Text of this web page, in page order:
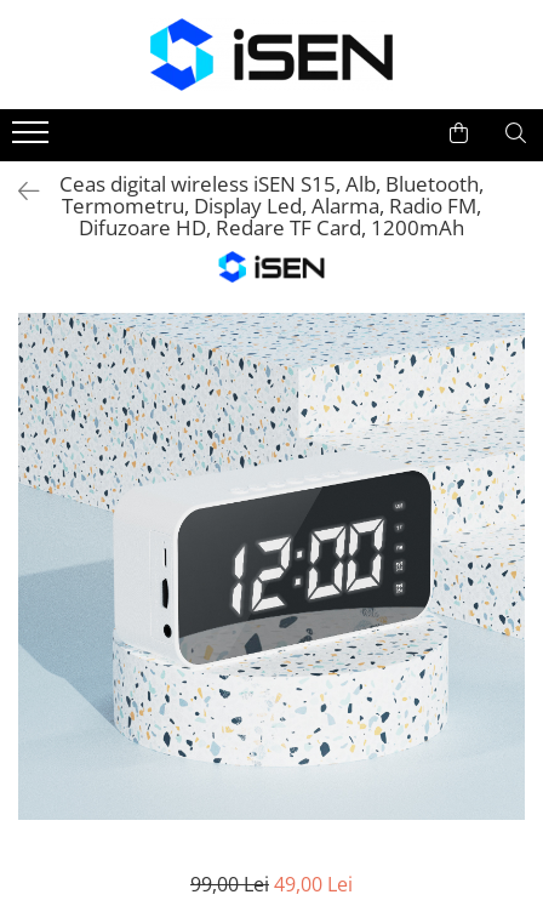
Trotinete electrice
Piese si accesorii
Ceas digital wireless iSEN S15, Alb, Bluetooth,
Termometru, Display Led, Alarma, Radio FM,
Difuzoare HD, Redare TF Card, 1200mAh
99,00 Lei49,00 Lei